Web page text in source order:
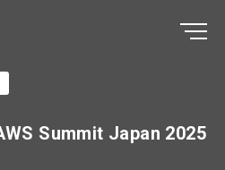
Summit Japan 2025